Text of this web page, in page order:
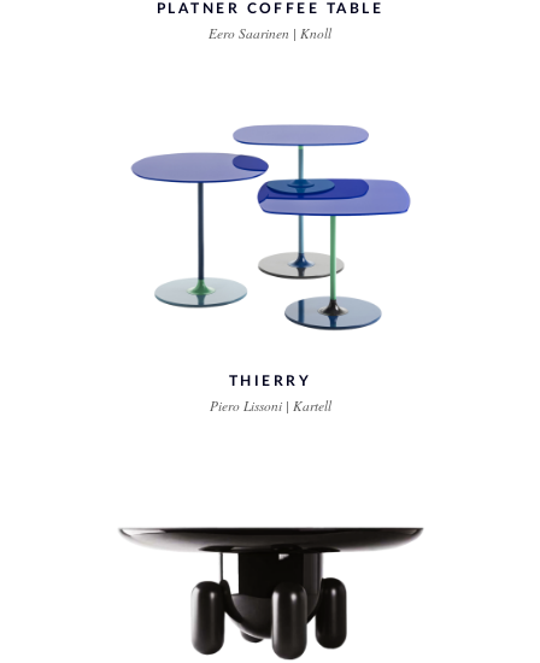
PLATNER COFFEE TABLE
Eero Saarinen | Knoll
THIERRY
Piero Lissoni | Kartell